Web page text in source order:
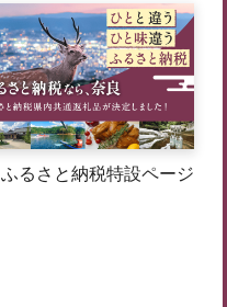
ふるさと納税特設ページ